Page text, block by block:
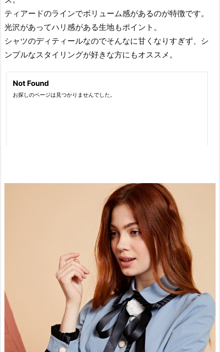
ティアードのラインでボリューム感があるのが特徴です。
光沢があってハリ感がある生地もポイント。
シャツのディティールなのでそんなに甘くなりすぎず、シ
ンプルなスタイリングが好きな方にもオススメ。